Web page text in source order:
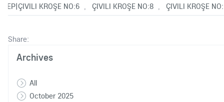
|SEP|ÇIVILI KROŞE NO:6
ÇIVILI KROŞE NO:8 ÇIVILI KROŞE
Share:
Archives
All
October 2025